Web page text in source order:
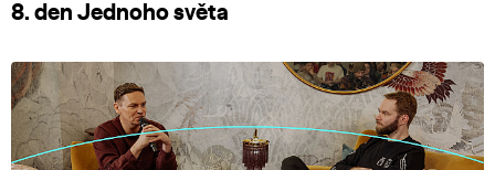
8. den Jednoho světa